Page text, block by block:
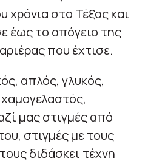
χρόνια στο Τέξας και
έως το απόγειο της
που έχτισε.
απλός, γλυκός,
μας στιγμές από
στιγμές με τους
διδάσκει τέχνη